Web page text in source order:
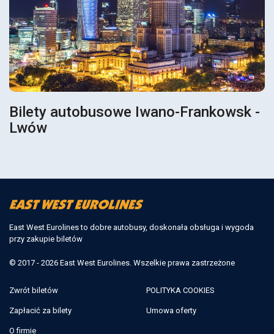
Bilety autobusowe Iwano-Frankowsk -
Lwów
East West Eurolines to dobre autobusy, doskonała obsługa i wygoda
przy zakupie biletów
© 2017 - 2026 East West Eurolines. Wszelkie prawa zastrzeżone
Zwrót biletów
Zapłacić za bilety
O firmie
POLITYKA COOKIES
Umowa oferty